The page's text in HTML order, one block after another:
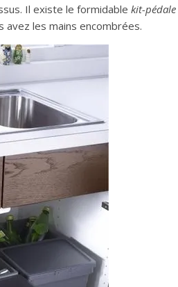
Il existe le formidable kit-pédale
les mains encombrées.